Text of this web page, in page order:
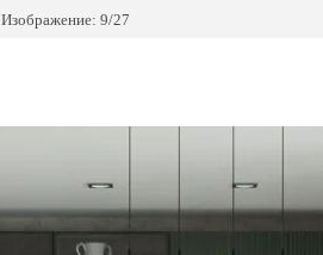
Изображение: 9/27